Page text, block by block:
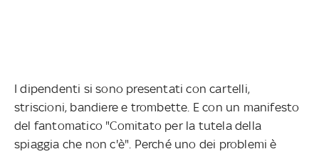
I dipendenti si sono presentati con cartelli,
striscioni, bandiere e trombette. E con un manifesto
del fantomatico "Comitato per la tutela della
spiaggia che non c'è". Perché uno dei problemi è